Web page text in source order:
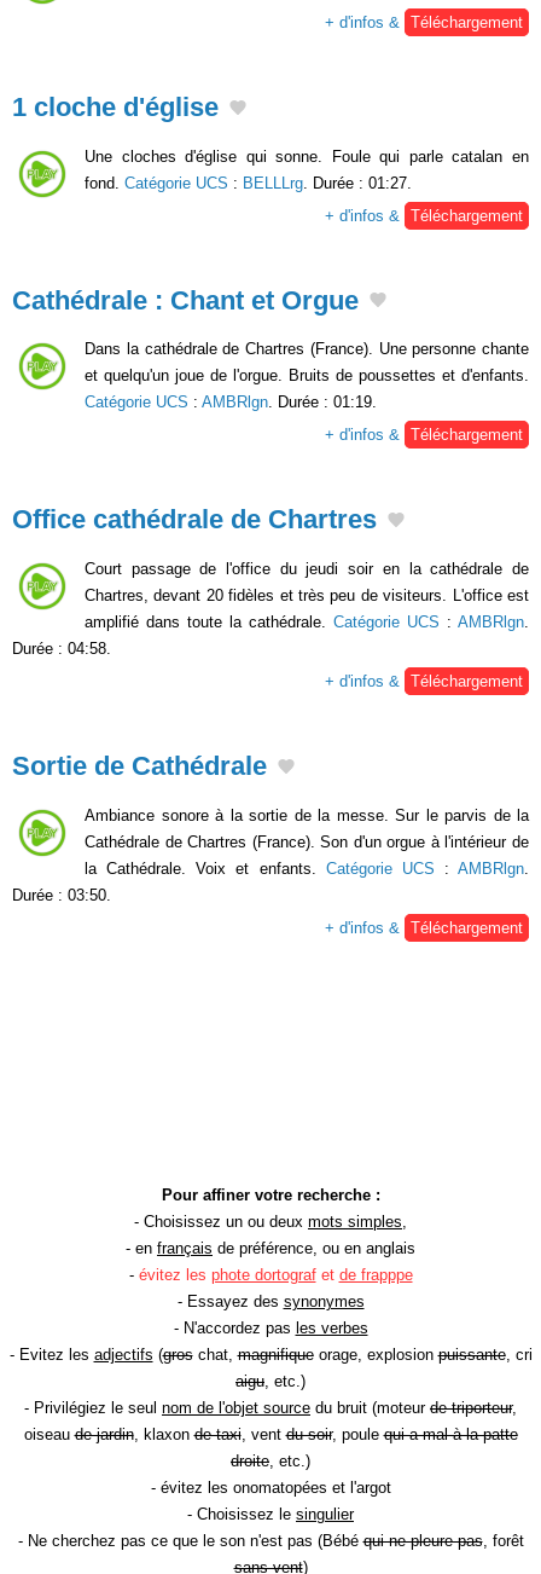
+ d'infos &
Téléchargement
1 cloche d'église
Une cloches d'église qui sonne. Foule qui parle catalan en
fond. Catégorie UCS : BELLLrg . Durée : 01:27.
+ d'infos &
Téléchargement
Cathédrale : Chant et Orgue
Dans la cathédrale de Chartres (France). Une personne chante
et quelqu'un joue de l'orgue. Bruits de poussettes et d'enfants.
Catégorie UCS : AMBRlgn. Durée : 01:19.
+ d'infos & Téléchargement
Office cathédrale de Chartres
Court passage de l'office du jeudi soir en la cathédrale de
Chartres, devant 20 fidèles et très peu de visiteurs. L'office est
amplifié dans toute la cathédrale. Catégorie UCS : AMBRlgn
Durée : 04:58.
+ d'infos &
Téléchargement
Sortie de Cathédrale
Ambiance sonore à la sortie de la messe. Sur le parvis de la
Cathédrale de Chartres (France). Son d'un orgue à l'intérieur de
la Cathédrale. Voix et enfants. Catégorie UCS : AMBRlgn
Durée : 03:50.
+ d'infos &
Téléchargement
Pour affiner votre recherche :
- Choisissez un ou deux mots simples
- en français de préférence, ou en anglais
- évitez les phote dortografet de frapppe
- Essayez des synonymes
- N'accordez pas les verbes
- Evitez les adjectifs (groschat,magnifiqueorage, explosionpuissante, cri
aigu , etc.)
- Privilégiez le seul nom de l'objet source du bruit (moteur de triporteur,
oiseaude jardin, klaxonde taxi, ventdu soir, poulequi a mal à la patte
droite , etc.)
- évitez les onomatopées et l'argot
- Choisissez le singulier
- Ne cherchez pas ce que le son n'est pas (Bébéqui ne pleure pas, forêt
sans vent)